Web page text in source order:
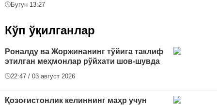
Бугун 13:27
Кўп ўқилганлар
Роналду ва Жоржинанинг тўйига таклиф
этилган меҳмонлар рўйхати шов-шувда
22:47 / 03 август 2026
Қозоғистонлик келиннинг маҳр учун